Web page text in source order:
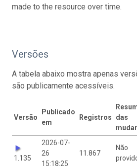
made to the resource over time.
Versões
A tabela abaixo mostra apenas
são publicamente acessíveis.
Versão
Publicado
em
Registros
das
1.135
2026-07-
26
15:18:25
11.867
Não